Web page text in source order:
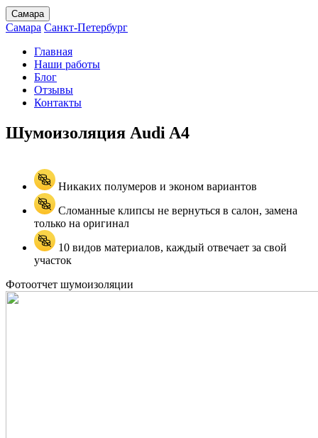
Самара
Самара Санкт-Петербург
Главная
Наши работы
Блог
Отзывы
Контакты
Шумоизоляция Audi A4
Никаких полумеров и эконом вариантов
Сломанные клипсы не вернуться в салон, замена
только на оригинал
10 видов материалов, каждый отвечает за свой
участок
Фотоотчет шумоизоляции